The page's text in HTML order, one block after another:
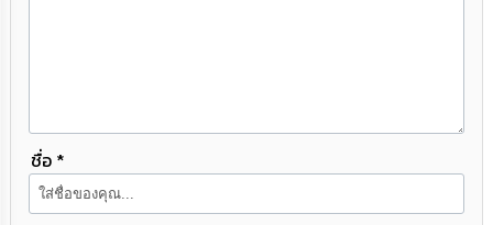
ชื่อ *